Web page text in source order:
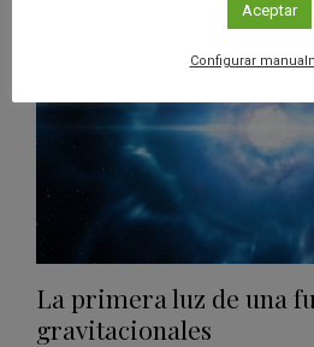
La primera luz de una
gravitacionales
Aceptar
Configurar